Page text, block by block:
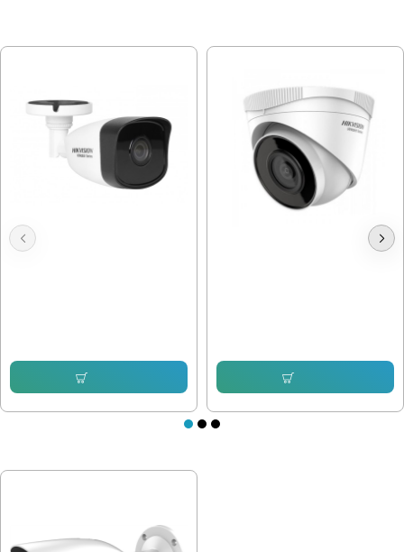
Hikvision HWI-B140H-M , 4mpx